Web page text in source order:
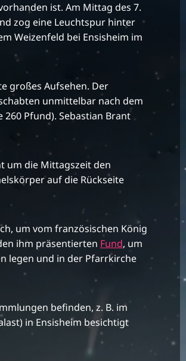
ist. Am Mittag des 7.
zog eine Leuchtspur hinter
Weizenfeld bei Ensisheim im
großes Aufsehen. Der
unmittelbar nach dem
260 Pfund). Sebastian Brant
um die Mittagszeit den
auf die Rückseite
um vom französischen König
ihm präsentierten Fund, um
legen und in der Pfarrkirche
befinden, z. B. im
in Ensisheim besichtigt